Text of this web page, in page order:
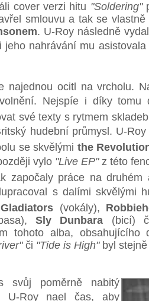
cover verzi hitu "Soldering"
smlouvu a tak se
. U-Roy následně
jeho nahrávání mu
ocitl na vrcholu.
Nejspíe i díky tomu
své texty s rytmem
hudební průmysl. U-Roy
se skvělými the
vylo "Live EP"z této
započaly práce na
s dalími skvělými
(vokály),
Sly Dunbara (bicí)
tohoto alba, obsahujícího
či "Tide is High"byl stejně
poměrně nabitý
U-Roy nael čas, aby